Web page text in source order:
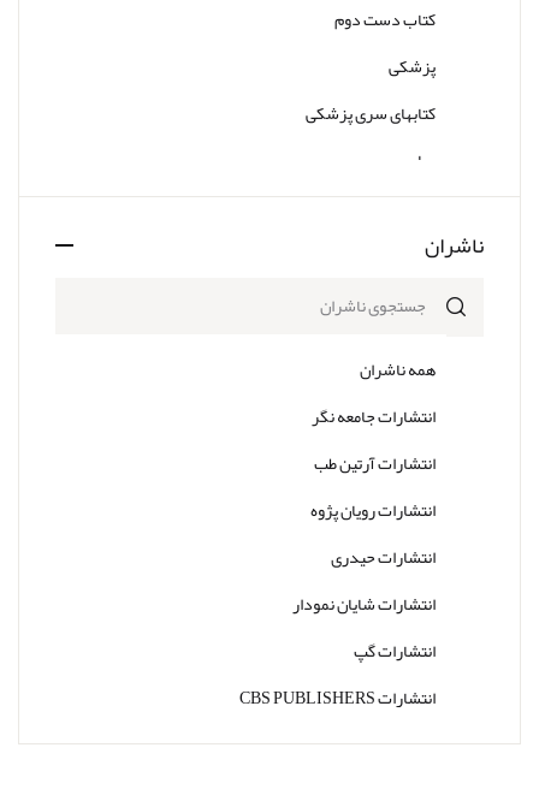
کتاب دست دوم
پزشکی
کتابهای سری پزشکی
سایر
ناشران
همه ناشران
انتشارات جامعه نگر
انتشارات آرتین طب
انتشارات رویان پژوه
انتشارات حیدری
انتشارات شایان نمودار
انتشارات گپ
انتشارات CBS PUBLISHERS
انتشارات Thieme